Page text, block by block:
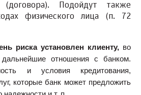
(договора). Подойдут также
физического лица (п. 72
риска установлен клиенту, во
дальнейшие отношения с банком.
и условия кредитования,
которые банк может предложить